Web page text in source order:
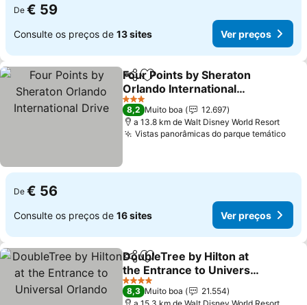
De € 59
Consulte os preços de 13 sites Ver preços
PartilharAdicionar aos favoritos
Four Points by Sheraton
Orlando International
Drive
Ver preços
3 Estrelas
8,2 Muito boa
12.697
a 13.8 km de Walt Disney World Resort
Vistas panorâmicas do parque temáticoVer
De € 56
Consulte os preços de 16 sites Ver preços
PartilharAdicionar aos favoritos
DoubleTree by Hilton at
the Entrance to Universal
Orlando
Ver preços
4 Estrelas
8,3 Muito boa
21.554